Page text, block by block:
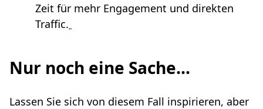
Zeit für mehr Engagement und direkten
Traffic.
Nur noch eine Sache...
Lassen Sie sich von diesem Fall inspirieren, aber